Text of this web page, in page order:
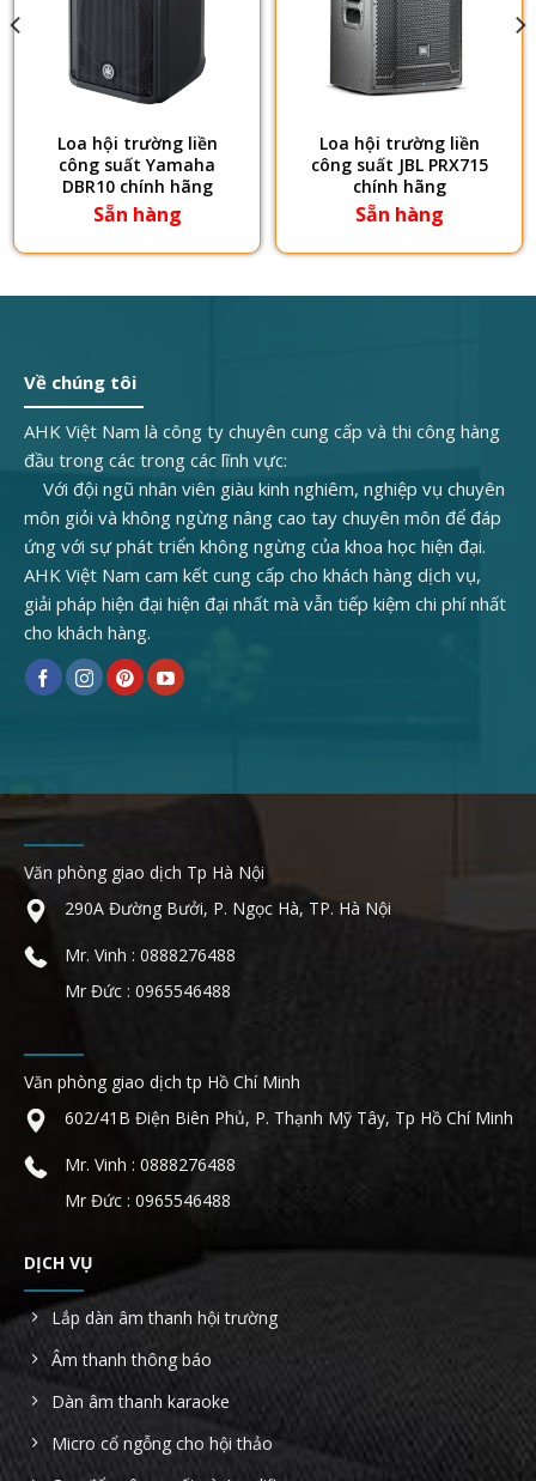
Loa hội trường liền
công suất Yamaha
DBR10 chính hãng
Sẵn hàng
Loa hội trường liền
công suất JBL PRX715
chính hãng
Sẵn hàng
Về chúng tôi
AHK Việt Nam là công ty chuyên cung cấp và thi công hàng
đầu trong các trong các lĩnh vực:
Với đội ngũ nhân viên giàu kinh nghiêm, nghiệp vụ chuyên
môn giỏi và không ngừng nâng cao tay chuyên môn để đáp
ứng với sự phát triển không ngừng của khoa học hiện đại.
AHK Việt Nam cam kết cung cấp cho khách hàng dịch vụ,
giải pháp hiện đại hiện đại nhất mà vẫn tiếp kiệm chi phí nhất
cho khách hàng.
Văn phòng giao dịch Tp Hà Nội
290A Đường Bưởi, P. Ngọc Hà, TP. Hà Nội
Mr. Vinh : 0888276488
Mr Đức : 0965546488
Văn phòng giao dịch tp Hồ Chí Minh
602/41B Điện Biên Phủ, P. Thạnh Mỹ Tây, Tp Hồ Chí Minh
Mr. Vinh : 0888276488
Mr Đức : 0965546488
DỊCH VỤ
Lắp dàn âm thanh hội trường
Âm thanh thông báo
Dàn âm thanh karaoke
Micro cổ ngỗng cho hội thảo